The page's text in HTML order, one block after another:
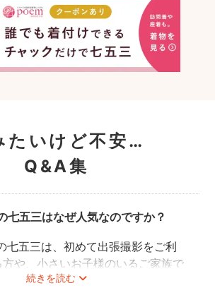
たいけど不安…
Q&A集
五三はなぜ人気なのですか？
続きを読む
七五三は、初めて出張撮影をご利
方や、小さいお子様のいるご家族で
」して撮影を楽しんでいただけま